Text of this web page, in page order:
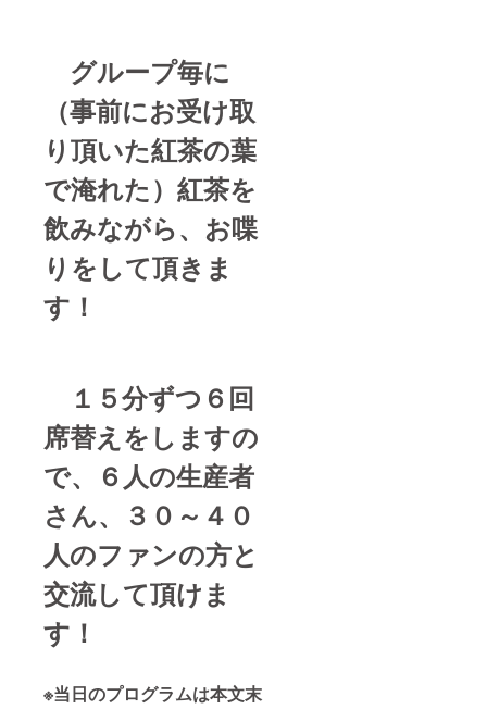
グループ毎に
（事前にお受け取
り頂いた紅茶の葉
で淹れた）紅茶を
飲みながら、お喋
りをして頂きま
す！
１５分ずつ６回
席替えをしますの
で、６人の生産者
さん、３０～４０
人のファンの方と
交流して頂けま
す！
※当日のプログラムは本文末